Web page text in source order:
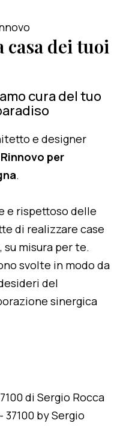
casa dei tuoi
cura del tuo
e designer
Rinnovo per
.
e rispettoso delle
di realizzare case
misura per te.
svolte in modo da
del
sinergica